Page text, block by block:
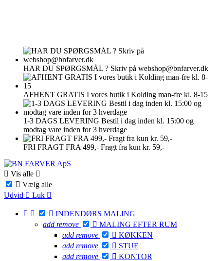
HAR DU SPØRGSMÅL ? Skriv på webshop@bnfarver.dk
AFHENT GRATIS I vores butik i Kolding man-fre kl. 8-15
1-3 DAGS LEVERING Bestil i dag inden kl. 15:00 og
modtag vare inden for 3 hverdage
FRI FRAGT FRA 499,- Fragt fra kun kr. 59,-
 Vis alle 
 Vælg alle
Udvid  Luk 
   INDENDØRS MALING
add remove  MALING EFTER RUM
add remove  KØKKEN
add remove  STUE
add remove  KONTOR